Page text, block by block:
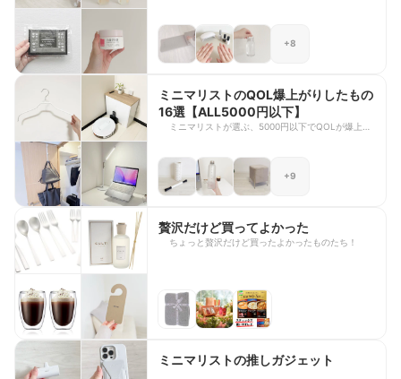
ださい。
+8
ミニマリストのQOL爆上がりしたもの
16選【ALL5000円以下】
ミニマリストが選ぶ、5000円以下でQOLが爆上が
ださい。
+9
贅沢だけど買ってよかった
ちょっと贅沢だけど買ったよかったものたち！
ミニマリストの推しガジェット